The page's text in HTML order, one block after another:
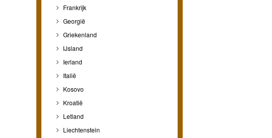
Frankrijk
Georgië
Griekenland
IJsland
Ierland
Italië
Kosovo
Kroatië
Letland
Liechtenstein